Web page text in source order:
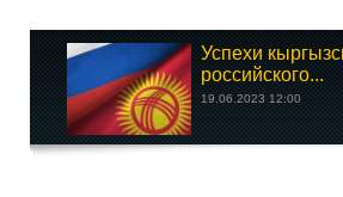
Успехи
российского...
19.06.2023 12:00